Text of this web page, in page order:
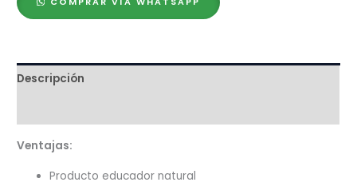
Gatos
cantidad
Descripción
Ventajas:
Producto educador natural